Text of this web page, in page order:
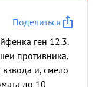
Поделиться
ген 12.3.
противника,
и, смело
до 10